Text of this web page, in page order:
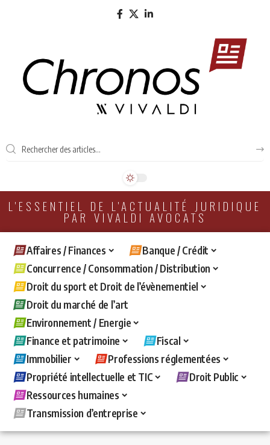
L'ESSENTIEL DE L'ACTUALITÉ JURIDIQUE
PAR VIVALDI AVOCATS
Affaires / Finances
Banque / Crédit
Concurrence / Consommation / Distribution
Droit du sport et Droit de l’évènementiel
Droit du marché de l’art
Environnement / Energie
Finance et patrimoine
Fiscal
Immobilier
Professions réglementées
Propriété intellectuelle et TIC
Droit Public
Ressources humaines
Transmission d’entreprise